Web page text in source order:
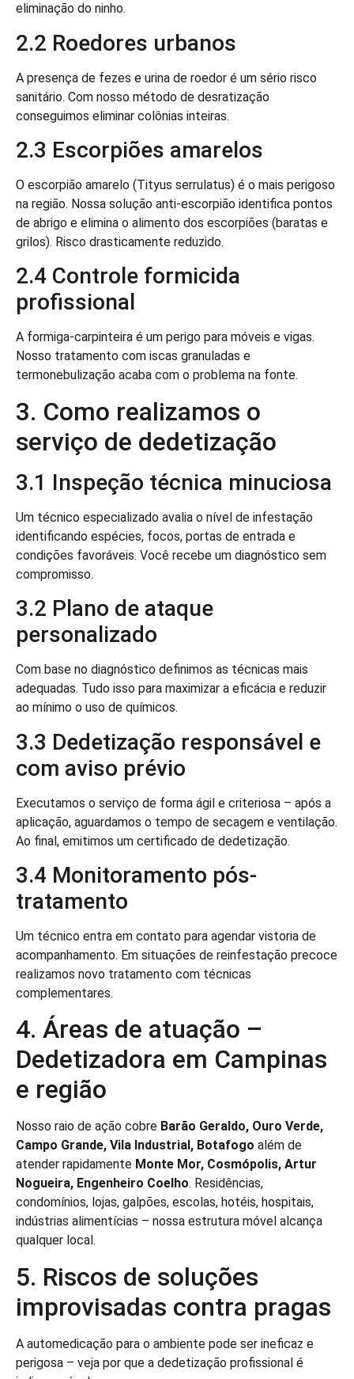
eliminação do ninho.
2.2 Roedores urbanos
A presença de fezes e urina de roedor é um sério risco
sanitário. Com nosso método de desratização
conseguimos eliminar colônias inteiras.
2.3 Escorpiões amarelos
O escorpião amarelo (Tityus serrulatus) é o mais perigoso
na região. Nossa solução anti-escorpião identifica pontos
de abrigo e elimina o alimento dos escorpiões (baratas e
grilos). Risco drasticamente reduzido.
2.4 Controle formicida
profissional
A formiga-carpinteira é um perigo para móveis e vigas.
Nosso tratamento com iscas granuladas e
termonebulização acaba com o problema na fonte.
3. Como realizamos o
serviço de dedetização
3.1 Inspeção técnica minuciosa
Um técnico especializado avalia o nível de infestação
identificando espécies, focos, portas de entrada e
condições favoráveis. Você recebe um diagnóstico sem
compromisso.
3.2 Plano de ataque
personalizado
Com base no diagnóstico definimos as técnicas mais
adequadas. Tudo isso para maximizar a eficácia e reduzir
ao mínimo o uso de químicos.
3.3 Dedetização responsável e
com aviso prévio
Executamos o serviço de forma ágil e criteriosa – após a
aplicação, aguardamos o tempo de secagem e ventilação.
Ao final, emitimos um certificado de dedetização.
3.4 Monitoramento pós-
tratamento
Um técnico entra em contato para agendar vistoria de
acompanhamento. Em situações de reinfestação precoce
realizamos novo tratamento com técnicas
complementares.
4. Áreas de atuação –
Dedetizadora em Campinas
e região
Nosso raio de ação cobre Barão Geraldo, Ouro Verde,
Campo Grande, Vila Industrial, Botafogo além de
atender rapidamente Monte Mor, Cosmópolis, Artur
Nogueira, Engenheiro Coelho. Residências,
condomínios, lojas, galpões, escolas, hotéis, hospitais,
indústrias alimentícias – nossa estrutura móvel alcança
qualquer local.
5. Riscos de soluções
improvisadas contra pragas
A automedicação para o ambiente pode ser ineficaz e
perigosa – veja por que a dedetização profissional é